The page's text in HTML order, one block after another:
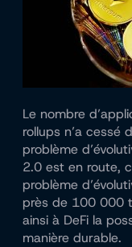
Le nombre
rollups n’a cessé
problème
2.0 est en route,
problème
près de 100 000
ainsi à DeFi la
manière durable.